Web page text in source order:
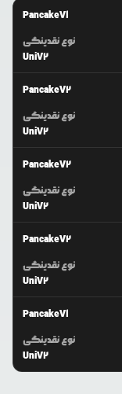
PancakeV1
نوع نقدینگی
UniV2
PancakeV2
نوع نقدینگی
UniV2
PancakeV2
نوع نقدینگی
UniV2
PancakeV2
نوع نقدینگی
UniV2
PancakeV1
نوع نقدینگی
UniV2